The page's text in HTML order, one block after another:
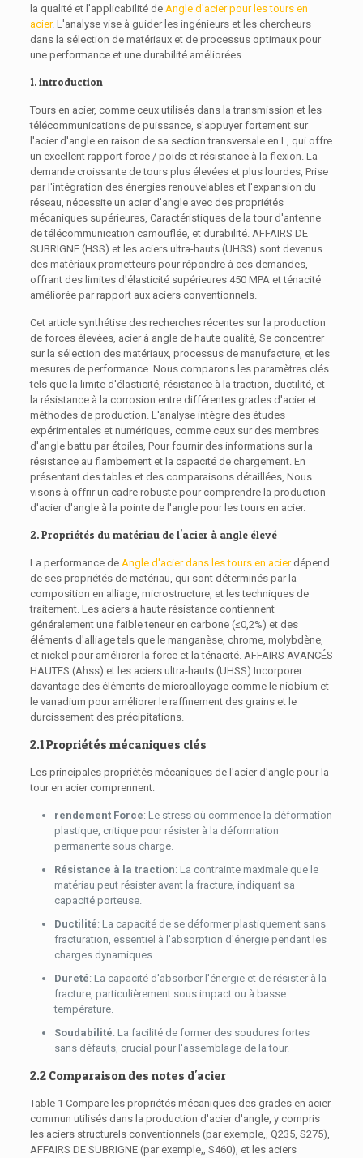
la qualité et l'applicabilité de Angle d'acier pour les tours en
acier. L'analyse vise à guider les ingénieurs et les chercheurs
dans la sélection de matériaux et de processus optimaux pour
une performance et une durabilité améliorées.
1. introduction
Tours en acier, comme ceux utilisés dans la transmission et les
télécommunications de puissance, s'appuyer fortement sur
l'acier d'angle en raison de sa section transversale en L, qui offre
un excellent rapport force / poids et résistance à la flexion. La
demande croissante de tours plus élevées et plus lourdes, Prise
par l'intégration des énergies renouvelables et l'expansion du
réseau, nécessite un acier d'angle avec des propriétés
mécaniques supérieures, Caractéristiques de la tour d'antenne
de télécommunication camouflée, et durabilité. AFFAIRS DE
SUBRIGNE (HSS) et les aciers ultra-hauts (UHSS) sont devenus
des matériaux prometteurs pour répondre à ces demandes,
offrant des limites d'élasticité supérieures 450 MPA et ténacité
améliorée par rapport aux aciers conventionnels.
Cet article synthétise des recherches récentes sur la production
de forces élevées, acier à angle de haute qualité, Se concentrer
sur la sélection des matériaux, processus de manufacture, et les
mesures de performance. Nous comparons les paramètres clés
tels que la limite d'élasticité, résistance à la traction, ductilité, et
la résistance à la corrosion entre différentes grades d'acier et
méthodes de production. L'analyse intègre des études
expérimentales et numériques, comme ceux sur des membres
d'angle battu par étoiles, Pour fournir des informations sur la
résistance au flambement et la capacité de chargement. En
présentant des tables et des comparaisons détaillées, Nous
visons à offrir un cadre robuste pour comprendre la production
d'acier d'angle à la pointe de l'angle pour les tours en acier.
2. Propriétés du matériau de l'acier à angle élevé
La performance de Angle d'acier dans les tours en acierdépend
de ses propriétés de matériau, qui sont déterminés par la
composition en alliage, microstructure, et les techniques de
traitement. Les aciers à haute résistance contiennent
généralement une faible teneur en carbone (≤0,2%) et des
éléments d'alliage tels que le manganèse, chrome, molybdène,
et nickel pour améliorer la force et la ténacité. AFFAIRS AVANCÉS
HAUTES (Ahss) et les aciers ultra-hauts (UHSS) Incorporer
davantage des éléments de microalloyage comme le niobium et
le vanadium pour améliorer le raffinement des grains et le
durcissement des précipitations.
2.1 Propriétés mécaniques clés
Les principales propriétés mécaniques de l'acier d'angle pour la
tour en acier comprennent:
rendement Force: Le stress où commence la déformation
plastique, critique pour résister à la déformation
permanente sous charge.
Résistance à la traction: La contrainte maximale que le
matériau peut résister avant la fracture, indiquant sa
capacité porteuse.
Ductilité: La capacité de se déformer plastiquement sans
fracturation, essentiel à l'absorption d'énergie pendant les
charges dynamiques.
Dureté: La capacité d'absorber l'énergie et de résister à la
fracture, particulièrement sous impact ou à basse
température.
Soudabilité: La facilité de former des soudures fortes
sans défauts, crucial pour l'assemblage de la tour.
2.2 Comparaison des notes d'acier
Table 1 Compare les propriétés mécaniques des grades en acier
commun utilisés dans la production d'acier d'angle, y compris
les aciers structurels conventionnels (par exemple,, Q235, S275),
AFFAIRS DE SUBRIGNE (par exemple,, S460), et les aciers